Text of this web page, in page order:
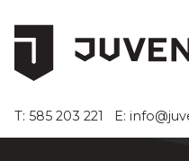
obsahu
T: 585 203 221 E: